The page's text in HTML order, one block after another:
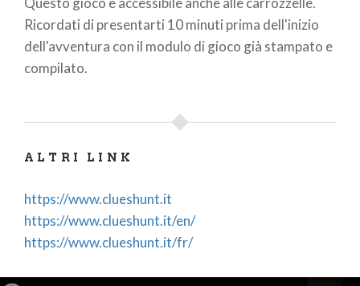
Ricordati di presentarti 10 minuti prima dell'inizio
dell'avventura con il modulo di gioco già stampato e
compilato.
ALTRI LINK
https://www.clueshunt.it
https://www.clueshunt.it/en/
https://www.clueshunt.it/fr/